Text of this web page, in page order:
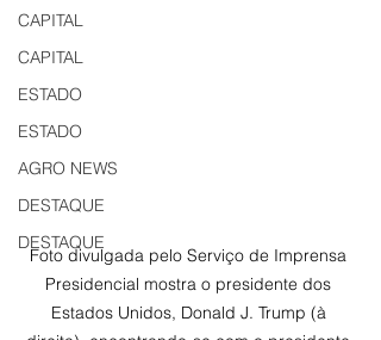
CAPITAL
CAPITAL
ESTADO
ESTADO
AGRO NEWS
DESTAQUE
DESTAQUE
Foto divulgada pelo Serviço de Imprensa
Presidencial mostra o presidente dos
Estados Unidos, Donald J. Trump (à